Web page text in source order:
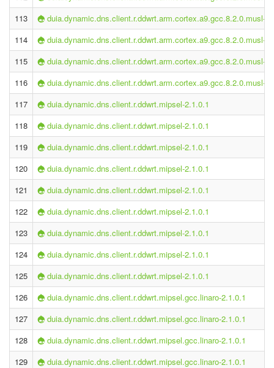
113
duia.dynamic.dns.client.r.ddwrt.arm.cortex.a9.gcc.8.2.0.musl-
114
duia.dynamic.dns.client.r.ddwrt.arm.cortex.a9.gcc.8.2.0.musl-
115
duia.dynamic.dns.client.r.ddwrt.arm.cortex.a9.gcc.8.2.0.musl-
116
duia.dynamic.dns.client.r.ddwrt.arm.cortex.a9.gcc.8.2.0.musl-
117
duia.dynamic.dns.client.r.ddwrt.mipsel-2.1.0.1
118
duia.dynamic.dns.client.r.ddwrt.mipsel-2.1.0.1
119
duia.dynamic.dns.client.r.ddwrt.mipsel-2.1.0.1
120
duia.dynamic.dns.client.r.ddwrt.mipsel-2.1.0.1
121
duia.dynamic.dns.client.r.ddwrt.mipsel-2.1.0.1
122
duia.dynamic.dns.client.r.ddwrt.mipsel-2.1.0.1
123
duia.dynamic.dns.client.r.ddwrt.mipsel-2.1.0.1
124
duia.dynamic.dns.client.r.ddwrt.mipsel-2.1.0.1
125
duia.dynamic.dns.client.r.ddwrt.mipsel-2.1.0.1
126
duia.dynamic.dns.client.r.ddwrt.mipsel.gcc.linaro-2.1.0.1
127
duia.dynamic.dns.client.r.ddwrt.mipsel.gcc.linaro-2.1.0.1
128
duia.dynamic.dns.client.r.ddwrt.mipsel.gcc.linaro-2.1.0.1
129
duia.dynamic.dns.client.r.ddwrt.mipsel.gcc.linaro-2.1.0.1